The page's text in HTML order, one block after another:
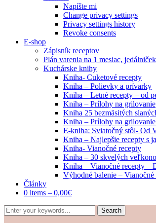
Napíšte mi
Change privacy settings
Privacy settings history
Revoke consents
E-shop
Zápisník receptov
Plán varenia na 1 mesiac,
Kuchárske knihy
Kniha- Cuketové recepty
Kniha – Polievky a prívarky
Kniha – Letné recepty – od
Kniha – Prílohy na grilovanie
Kniha 25 bezmäsitých
Kniha – Prílohy na
E-kniha: Sviatočný stôl- Od
Kniha – Najlepšie recepty s
Kniha- Vianočné recepty
Kniha – 30 skvelých
Kniha – Vianočné recepty –
Výhodné balenie –
Články
0 items – 0,00€